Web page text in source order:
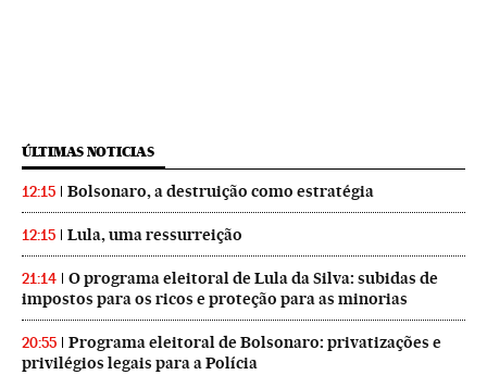
ÚLTIMAS NOTICIAS
12:15 Bolsonaro, a destruição como estratégia
12:15 Lula, uma ressurreição
21:14
O programa eleitoral de Lula da Silva: subidas de
impostos para os ricos e proteção para as minorias
20:55
Programa eleitoral de Bolsonaro: privatizações e
privilégios legais para a Polícia